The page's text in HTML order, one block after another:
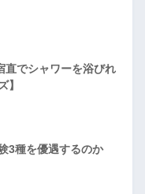
直でシャワーを浴びれ
】
3種を優遇するのか